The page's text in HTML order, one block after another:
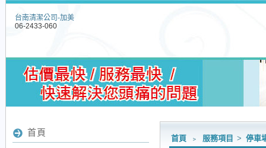
台南清潔公司-加美
06-2433-060
首頁 ﹥ 服務項目 > 停車
首頁